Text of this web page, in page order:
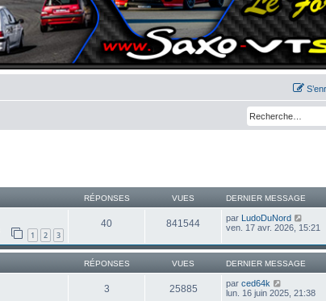
RÉPONSES VUES DERNIER MESSAGE
1 2 3
40 841544 par LudoDuNord
ven. 17 avr. 2026, 15:21
RÉPONSES VUES DERNIER MESSAGE
3 25885 par ced64k
lun. 16 juin 2025, 21:38